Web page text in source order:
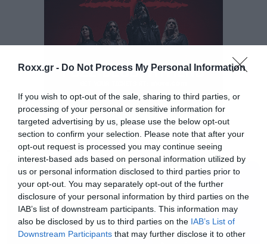
Roxx.gr - Do Not Process My Personal Information
If you wish to opt-out of the sale, sharing to third parties, or
processing of your personal or sensitive information for
targeted advertising by us, please use the below opt-out
section to confirm your selection. Please note that after your
opt-out request is processed you may continue seeing
interest-based ads based on personal information utilized by
us or personal information disclosed to third parties prior to
your opt-out. You may separately opt-out of the further
disclosure of your personal information by third parties on the
IAB’s list of downstream participants. This information may
also be disclosed by us to third parties on the IAB’s List of
Downstream Participants that may further disclose it to other
παγκοσμίως παραμένει ανεπανάληπτο.
Παράλληλα με τη δισκογραφία τους,
επαναπροσδιόρισαν την live εμπειρία,
συνεργαζόμενοι με σκηνοθέτες, σχεδιαστές και
καλλιτέχνες όπως οι Derek Jarman, Zaha Hadid,
Es Devlin και Tom Scutt. Οι κριτικές για την Pet
Shop Boys – DREAMWORLD – The Greatest Hits
Live περιοδεία λένε χαρακτηριστικά:
Το κορυφαίο pop γκρουπ της Μ. Βρετανίας
τα τελευταία 40 χρόνια, βρίσκεται στη